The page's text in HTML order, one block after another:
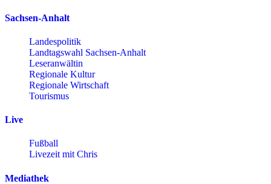
Sachsen-Anhalt
Landespolitik
Landtagswahl Sachsen-Anhalt
Leseranwältin
Regionale Kultur
Regionale Wirtschaft
Tourismus
Live
Fußball
Livezeit mit Chris
Mediathek